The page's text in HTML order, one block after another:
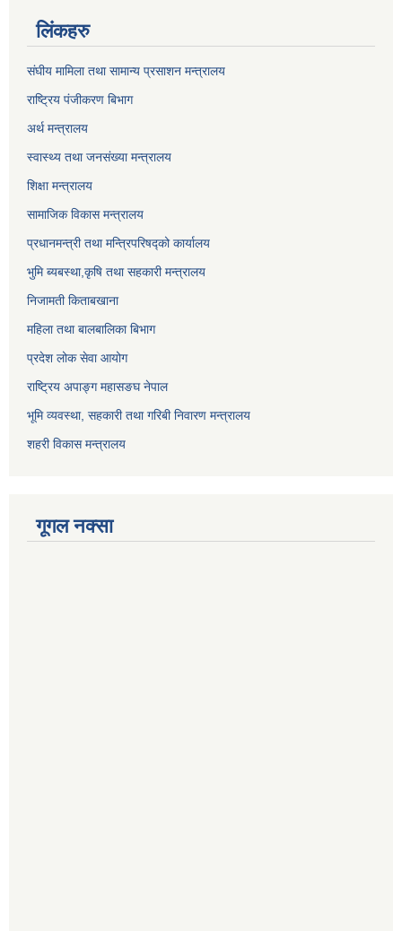
लिंकहरु
संघीय मामिला तथा सामान्य प्रसाशन मन्त्रालय
राष्ट्रिय पंजीकरण बिभाग
अर्थ मन्त्रालय
स्वास्थ्य तथा जनसंख्या मन्त्रालय
शिक्षा मन्त्रालय
सामाजिक विकास मन्त्रालय
प्रधानमन्त्री तथा मन्त्रिपरिषद्को कार्यालय
भुमि ब्यबस्था,कृषि तथा सहकारी मन्त्रालय
निजामती किताबखाना
महिला तथा बालबालिका बिभाग
प्रदेश लोक सेवा आयोग
राष्ट्रिय अपाङ्ग महासङघ नेपाल
भूमि व्यवस्था, सहकारी तथा गरिबी निवारण मन्त्रालय
शहरी विकास मन्त्रालय
गूगल नक्सा